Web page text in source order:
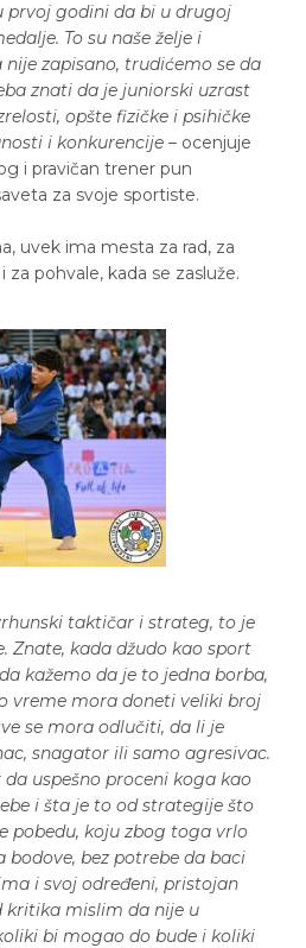
prvoj godini da bi u drugoj
To su naše želje i
zapisano, trudićemo se da
znati da je juniorski uzrast
opšte fizičke i psihičke
i konkurencije – ocenjuje
i pravičan trener pun
za svoje sportiste.
uvek ima mesta za rad, za
za pohvale, kada se zasluže.
taktičar i strateg, to je
Znate, kada džudo kao sport
kažemo da je to jedna borba,
vreme mora doneti veliki broj
se mora odlučiti, da li je
snagator ili samo agresivac.
uspešno proceni koga kao
i šta je to od strategije što
pobedu, koju zbog toga vrlo
bodove, bez potrebe da baci
i svoj određeni, pristojan
kritika mislim da nije u
bi mogao do bude i koliki